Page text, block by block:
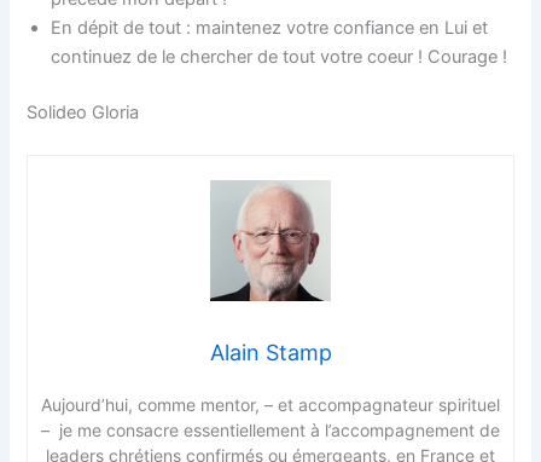
En dépit de tout : maintenez votre confiance en Lui et
continuez de le chercher de tout votre coeur ! Courage !
Solideo Gloria
Alain Stamp
Aujourd’hui, comme mentor, – et accompagnateur spirituel
– je me consacre essentiellement à l’accompagnement de
leaders chrétiens confirmés ou émergeants, en France et